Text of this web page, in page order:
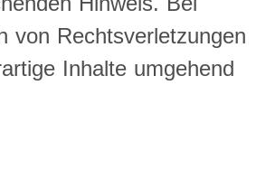
von Rechtsverletzungen
Inhalte umgehend